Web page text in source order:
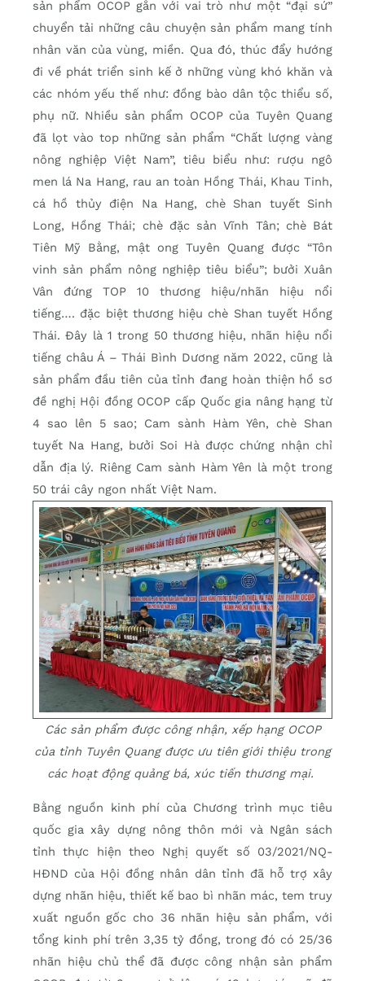
sản phẩm OCOP gắn với vai trò như một “đại sứ”
chuyển tải những câu chuyện sản phẩm mang tính
nhân văn của vùng, miền. Qua đó, thúc đẩy hướng
đi về phát triển sinh kế ở những vùng khó khăn và
các nhóm yếu thế như: đồng bào dân tộc thiểu số,
phụ nữ. Nhiều sản phẩm OCOP của Tuyên Quang
đã lọt vào top những sản phẩm “Chất lượng vàng
nông nghiệp Việt Nam”, tiêu biểu như: rượu ngô
men lá Na Hang, rau an toàn Hồng Thái, Khau Tinh,
cá hồ thủy điện Na Hang, chè Shan tuyết Sinh
Long, Hồng Thái; chè đặc sản Vĩnh Tân; chè Bát
Tiên Mỹ Bằng, mật ong Tuyên Quang được “Tôn
vinh sản phẩm nông nghiệp tiêu biểu”; bưởi Xuân
Vân đứng TOP 10 thương hiệu/nhãn hiệu nổi
tiếng…. đặc biệt thương hiệu chè Shan tuyết Hồng
Thái. Đây là 1 trong 50 thương hiệu, nhãn hiệu nổi
tiếng châu Á – Thái Bình Dương năm 2022, cũng là
sản phẩm đầu tiên của tỉnh đang hoàn thiện hồ sơ
đề nghị Hội đồng OCOP cấp Quốc gia nâng hạng từ
4 sao lên 5 sao; Cam sành Hàm Yên, chè Shan
tuyết Na Hang, bưởi Soi Hà được chứng nhận chỉ
dẫn địa lý. Riêng Cam sành Hàm Yên là một trong
50 trái cây ngon nhất Việt Nam.
Các sản phẩm được công nhận, xếp hạng OCOP
của tỉnh Tuyên Quang được ưu tiên giới thiệu trong
các hoạt động quảng bá, xúc tiến thương mại.
Bằng nguồn kinh phí của Chương trình mục tiêu
quốc gia xây dựng nông thôn mới và Ngân sách
tỉnh thực hiện theo Nghị quyết số 03/2021/NQ-
HĐND của Hội đồng nhân dân tỉnh đã hỗ trợ xây
dựng nhãn hiệu, thiết kế bao bì nhãn mác, tem truy
xuất nguồn gốc cho 36 nhãn hiệu sản phẩm, với
tổng kinh phí trên 3,35 tỷ đồng, trong đó có 25/36
nhãn hiệu chủ thể đã được công nhận sản phẩm